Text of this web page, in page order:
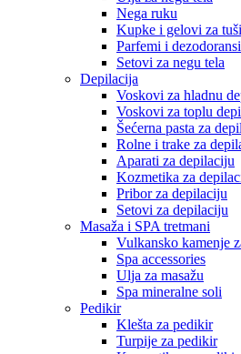
Nega ruku
Kupke i gelovi za
Parfemi i dezodoransi
Setovi za negu tela
Depilacija
Voskovi za hladnu
Voskovi za toplu
Šećerna pasta za
Rolne i trake za
Aparati za depilaciju
Kozmetika za
Pribor za depilaciju
Setovi za depilaciju
Masaža i SPA tretmani
Vulkansko kamenje
Spa accessories
Ulja za masažu
Spa mineralne soli
Pedikir
Klešta za pedikir
Turpije za pedikir